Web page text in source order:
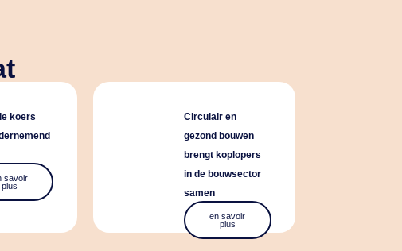
koers
savoir
plus
Circulair en
gezond bouwen
brengt koplopers
in de bouwsector
samen
en savoir
plus